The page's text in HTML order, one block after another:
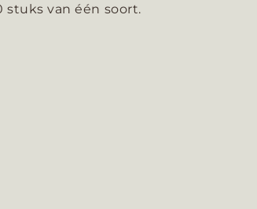
van één soort.